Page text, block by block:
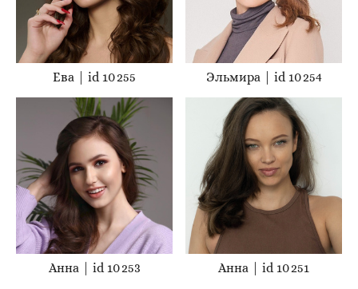
Ева | id 10 255 Эльмира | id 10 254
Анна | id 10 253 Анна | id 10 251